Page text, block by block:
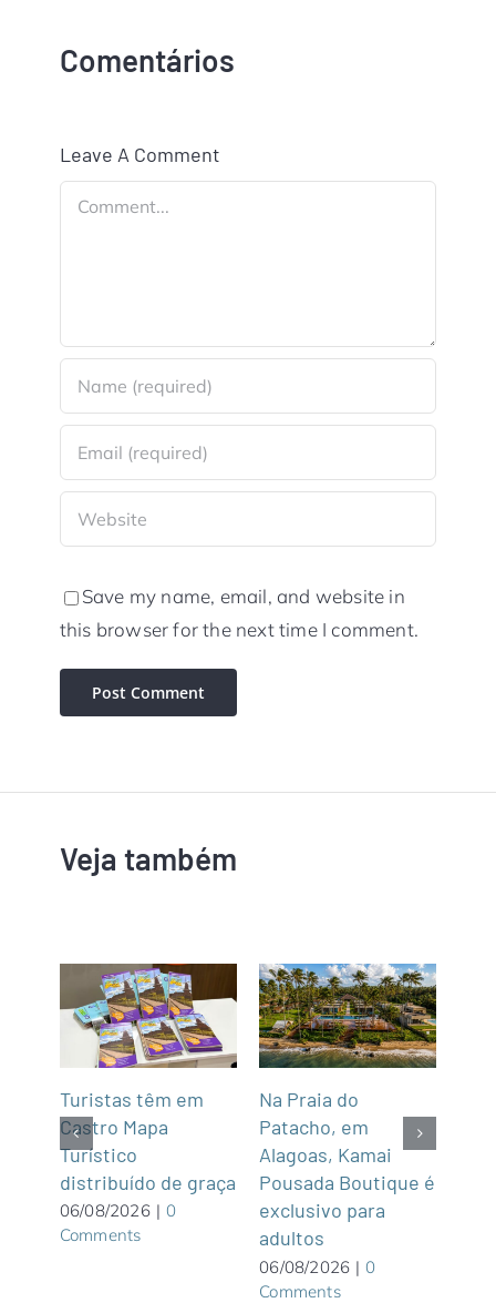
Comentários
Leave A Comment
Comment
Save my name, email, and website in
this browser for the next time I comment.
Veja também
Turistas têm em
Castro Mapa
Turístico
distribuído de graça
06/08/2026 | 0
Comments
Na Praia do
Patacho, em
Alagoas, Kamai
Pousada Boutique é
exclusivo para
adultos
06/08/2026 | 0
Comments